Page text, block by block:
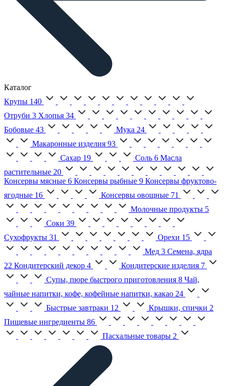
Каталог
Крупы 140
Отруби 3 Хлопья 34
Бобовые 43 Мука 24
Макаронные изделия 93
Сахар 19 Соль 6 Масла
растительные 20
Консервы мясные 6 Консервы рыбные 9 Консервы фруктово-
ягодные 16 Консервы овощные 71
Молочные продукты 5
Соки 39
Сухофрукты 31 Орехи 15
Мед 3 Семена, ядра
22 Кондитерский декор 4 Кондитерские изделия 7
Супы, пюре быстрого приготовления 8 Чай,
чайные напитки, кофе, кофейные напитки, какао 24
Быстрые завтраки 12 Крышки, спички 2
Пищевые ингредиенты 86
Пасхальные товары 2